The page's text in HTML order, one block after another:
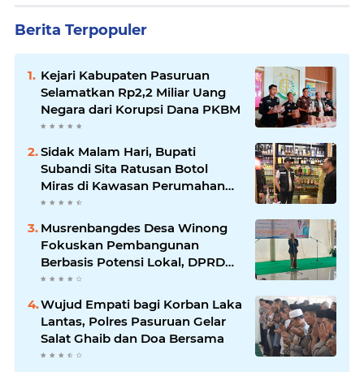
Berita Terpopuler
Kejari Kabupaten Pasuruan
Selamatkan Rp2,2 Miliar Uang
Negara dari Korupsi Dana PKBM
Sidak Malam Hari, Bupati
Subandi Sita Ratusan Botol
Miras di Kawasan Perumahan
Sidoarjo
Musrenbangdes Desa Winong
Fokuskan Pembangunan
Berbasis Potensi Lokal, DPRD
Optimistis Meski Dihantam
Wujud Empati bagi Korban Laka
Lantas, Polres Pasuruan Gelar
Salat Ghaib dan Doa Bersama